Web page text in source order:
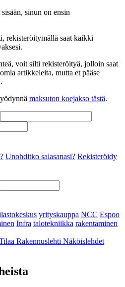
sinun on ensin
rekisteröitymällä saat kaikki
voit silti rekisteröityä, jolloin saat
artikkeleita, mutta et pääse
maksuton koejakso tästä.
Unohditko salasanasi? Rekisteröidy
yrityskauppa NCC Espoo
Infra talotekniikka rakentaminen
Rakennuslehti Näköislehdet